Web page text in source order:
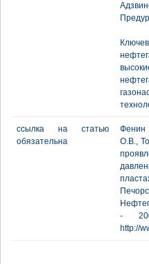
ссылка на статью
обязательна
Фенин
О.В.,
-
http://